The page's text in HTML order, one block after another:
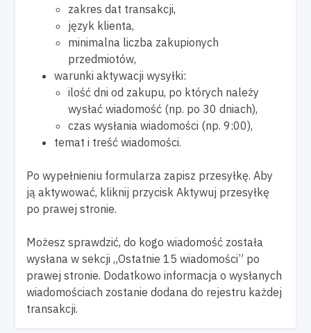
zakres dat transakcji,
język klienta,
minimalna liczba zakupionych
przedmiotów,
warunki aktywacji wysyłki:
ilość dni od zakupu, po których należy
wysłać wiadomość (np. po 30 dniach),
czas wysłania wiadomości (np. 9:00),
temat i treść wiadomości.
Po wypełnieniu formularza zapisz przesyłkę. Aby
ją aktywować, kliknij przycisk Aktywuj przesyłkę
po prawej stronie.
Możesz sprawdzić, do kogo wiadomość została
wysłana w sekcji „Ostatnie 15 wiadomości” po
prawej stronie. Dodatkowo informacja o wysłanych
wiadomościach zostanie dodana do rejestru każdej
transakcji.